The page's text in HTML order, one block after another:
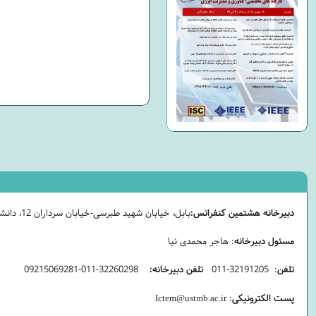
دبیرخانه هشتمین کنفرانس:بابل، خیابان شهید طبرسی-خیابان سرداران 12، دانشگاه علوم و فنون مازندران
مسئول دبیرخانه: هاجر محمدی نیا
تلفن: 32191205-011 تلفن دبیرخانه: 32260298-011-09215069281
پست الکترونیکی:
Ictem@ustmb.ac.ir